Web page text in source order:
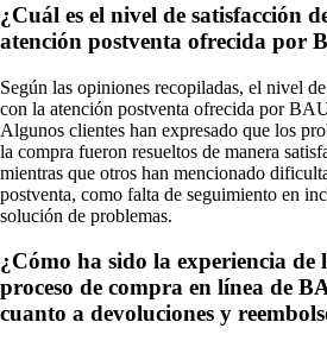
¿Cuál es el nivel de satisfacción
atención postventa ofrecida por
Según las opiniones recopiladas, el nivel
con la atención postventa ofrecida por
Algunos clientes han expresado que los
la compra fueron resueltos de manera
mientras que otros han mencionado
postventa, como falta de seguimiento en
solución de problemas.
¿Cómo ha sido la experiencia de
proceso de compra en línea de
cuanto a devoluciones y